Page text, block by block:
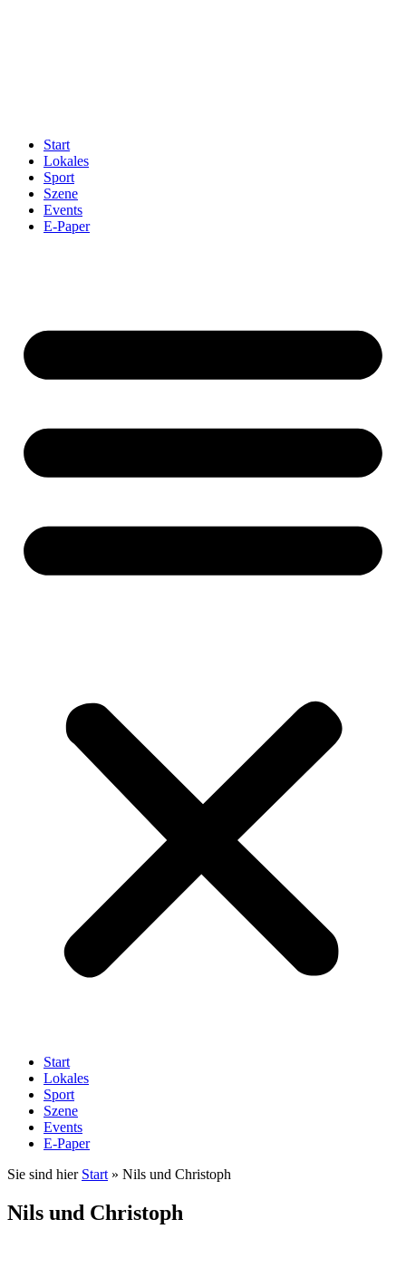
Start
Lokales
Sport
Szene
Events
E-Paper
Start
Lokales
Sport
Szene
Events
E-Paper
Sie sind hier Start » Nils und Christoph
Nils und Christoph